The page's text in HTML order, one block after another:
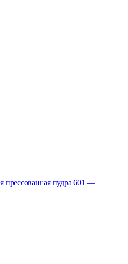
прессованная пудра 601 —